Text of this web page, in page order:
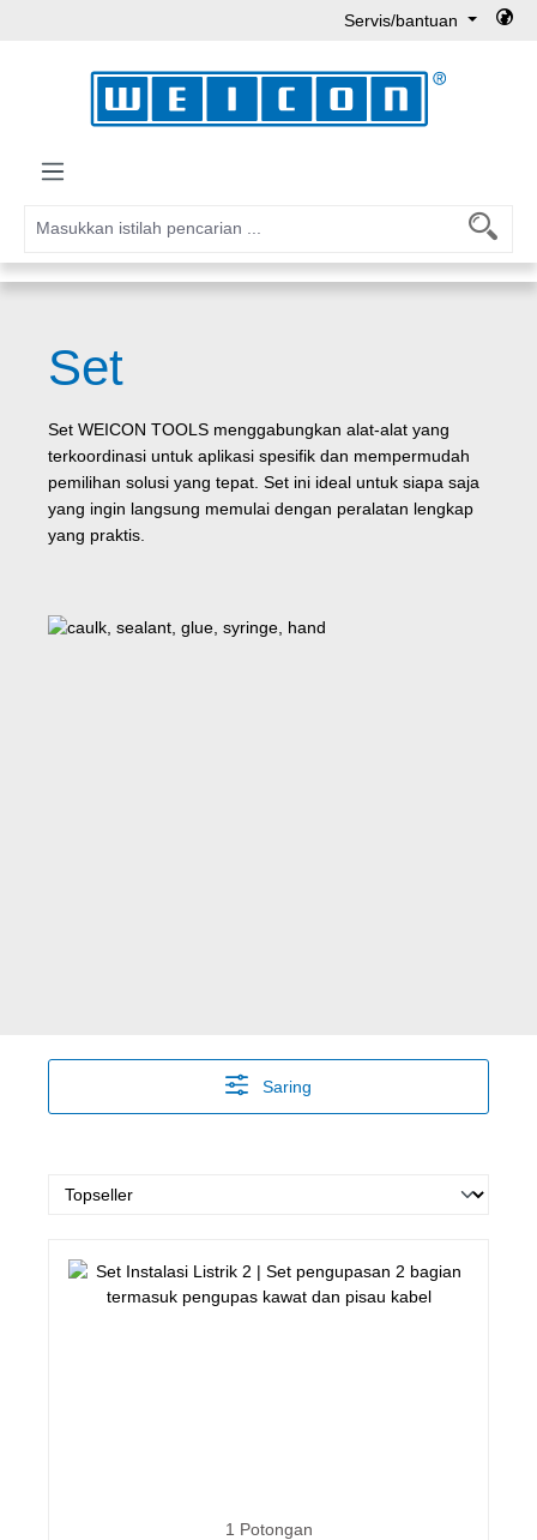
Servis/bantuan
Set
Set WEICON TOOLS menggabungkan alat-alat yang
terkoordinasi untuk aplikasi spesifik dan mempermudah
pemilihan solusi yang tepat. Set ini ideal untuk siapa saja
yang ingin langsung memulai dengan peralatan lengkap
yang praktis.
Saring
1 Potongan